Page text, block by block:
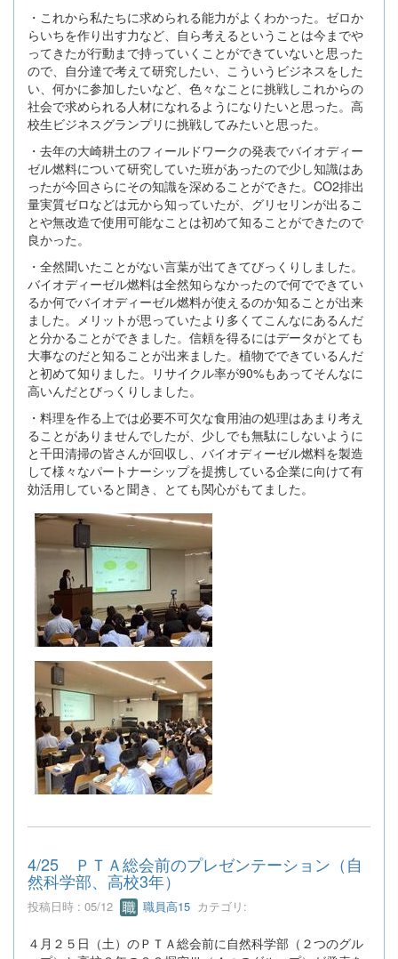
・これから私たちに求められる能力がよくわかった。ゼロか
らいちを作り出す力など、自ら考えるということは今までや
ってきたが行動まで持っていくことができていないと思った
ので、自分達で考えて研究したい、こういうビジネスをした
い、何かに参加したいなど、色々なことに挑戦しこれからの
社会で求められる人材になれるようになりたいと思った。高
校生ビジネスグランプリに挑戦してみたいと思った。
・去年の大崎耕土のフィールドワークの発表でバイオディー
ゼル燃料について研究していた班があったので少し知識はあ
ったが今回さらにその知識を深めることができた。CO2排出
量実質ゼロなどは元から知っていたが、グリセリンが出るこ
とや無改造で使用可能なことは初めて知ることができたので
良かった。
・全然聞いたことがない言葉が出てきてびっくりしました。
バイオディーゼル燃料は全然知らなかったので何でできてい
るか何でバイオディーゼル燃料が使えるのか知ることが出来
ました。メリットが思っていたより多くてこんなにあるんだ
と分かることができました。信頼を得るにはデータがとても
大事なのだと知ることが出来ました。植物でできているんだ
と初めて知りました。リサイクル率が90%もあってそんなに
高いんだとびっくりしました。
・料理を作る上では必要不可欠な食用油の処理はあまり考え
ることがありませんでしたが、少しでも無駄にしないように
と千田清掃の皆さんが回収し、バイオディーゼル燃料を製造
して様々なパートナーシップを提携している企業に向けて有
効活用していると聞き、とても関心がもてました。
4/25 ＰＴＡ総会前のプレゼンテーション（自
然科学部、高校3年）
投稿日時 : 05/12 職員高15 カテゴリ:
４月２５日（土）のＰＴＡ総会前に自然科学部（２つのグル